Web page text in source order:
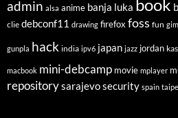
admin alsa anime banja luka book
clie debconf11 drawing firefoxfoss fun
gunpla hack india ipv6 japan jazz jordan
macbook mini-debcamp movie mplayer
repositorysarajevosecurity spain